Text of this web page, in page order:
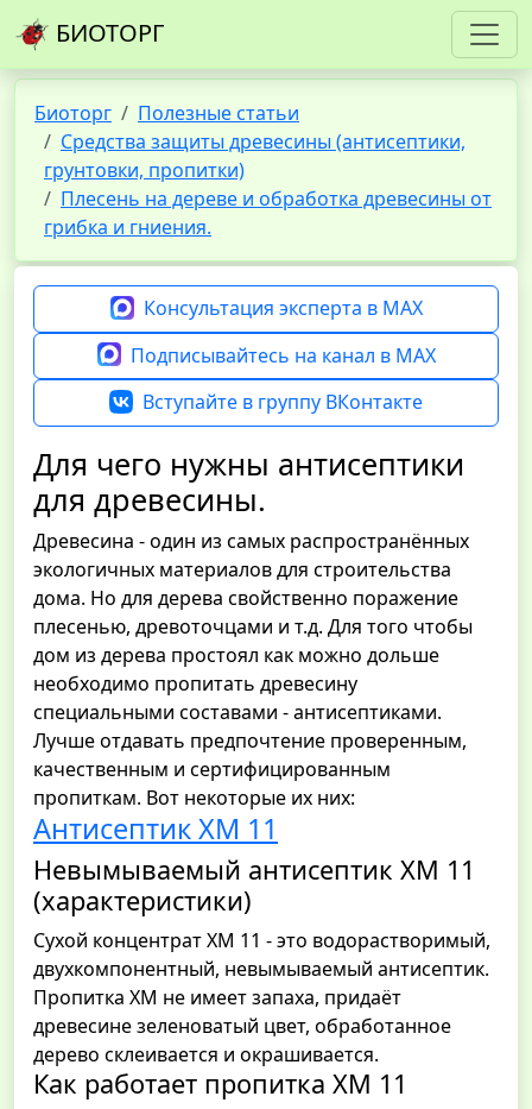
БИОТОРГ
Биоторг
Полезные статьи
Средства защиты древесины (антисептики,
грунтовки, пропитки)
Плесень на дереве и обработка древесины от
грибка и гниения.
Консультация эксперта в MAX
Подписывайтесь на канал в MAX
Вступайте в группу ВКонтакте
Для чего нужны антисептики
для древесины.
Древесина - один из самых распространённых
экологичных материалов для строительства
дома. Но для дерева свойственно поражение
плесенью, древоточцами и т.д. Для того чтобы
дом из дерева простоял как можно дольше
необходимо пропитать древесину
специальными составами - антисептиками.
Лучше отдавать предпочтение проверенным,
качественным и сертифицированным
пропиткам. Вот некоторые их них:
Антисептик ХМ 11
Невымываемый антисептик ХМ 11
(характеристики)
Сухой концентрат ХМ 11 - это водорастворимый,
двухкомпонентный, невымываемый антисептик.
Пропитка ХМ не имеет запаха, придаёт
древесине зеленоватый цвет, обработанное
дерево склеивается и окрашивается.
Как работает пропитка ХМ 11